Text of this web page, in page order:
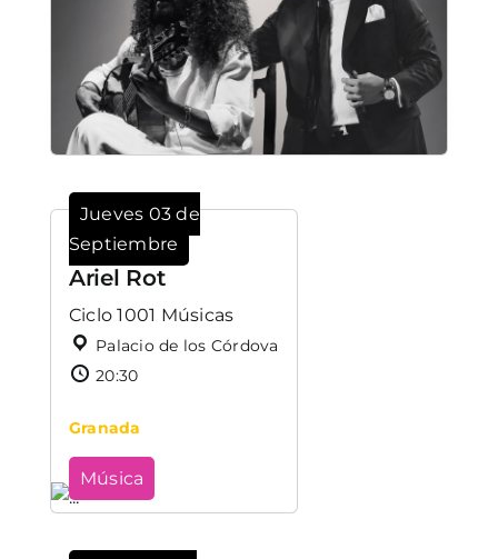
Jueves 03 de
Septiembre
Ariel Rot
Ciclo 1001 Músicas
Palacio de los Córdova
20:30
Granada
Música